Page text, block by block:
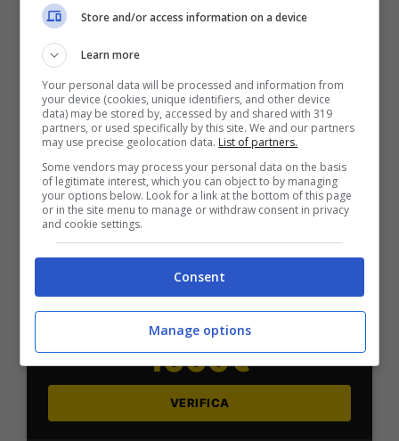
Per i nuovi utenti della piattaforma: 100% fino a 50€ in
2050€
VERIFICA
Mostra Informazioni
SNAI
50% sul deposito fino a 50€
1000€
VERIFICA
Store and/or access information on a device
Learn more
Your personal data will be processed and information from
your device (cookies, unique identifiers, and other device
data) may be stored by, accessed by and shared with 319
partners, or used specifically by this site. We and our partners
may use precise geolocation data. List of partners.
Some vendors may process your personal data on the basis
of legitimate interest, which you can object to by managing
your options below. Look for a link at the bottom of this page
or in the site menu to manage or withdraw consent in privacy
and cookie settings.
Consent
Manage options